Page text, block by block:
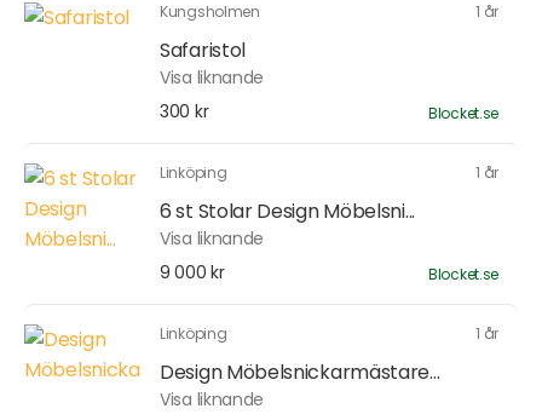
Kungsholmen 1 år
Safaristol
Visa liknande
300 kr
Blocket.se
Linköping 1 år
6 st Stolar Design Möbelsni...
Visa liknande
9 000 kr
Blocket.se
Linköping 1 år
Design Möbelsnickarmästare...
Visa liknande